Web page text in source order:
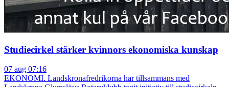
Studiecirkel stärker kvinnors ekonomiska kunskap
07 aug 07:16
EKONOMI. Landskronafredrikorna har tillsammans med